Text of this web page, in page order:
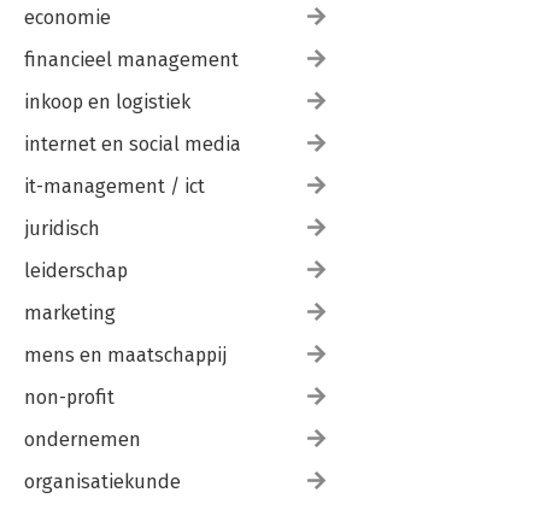
economie
financieel management
inkoop en logistiek
internet en social media
it-management / ict
juridisch
leiderschap
marketing
mens en maatschappij
non-profit
ondernemen
organisatiekunde